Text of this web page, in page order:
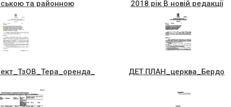
та районною
від 26 09 2018
комісію
2018 рік В новій редакції
ДЕТ.ПЛАН_церква_Бердо